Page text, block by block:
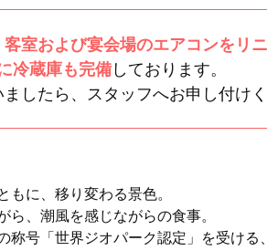
客室および宴会場のエアコンをリ
冷蔵庫も完備しております。
したら、スタッフへお申し付け
もに、移り変わる景色。
ら、潮風を感じながらの食事。
称号「世界ジオパーク認定」を受ける